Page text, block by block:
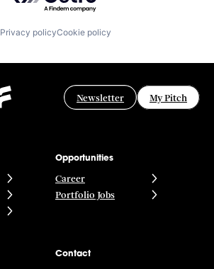
Privacy policyCookie policy
Newsletter My Pitch
Opportunities
Career
Portfolio Jobs
Contact